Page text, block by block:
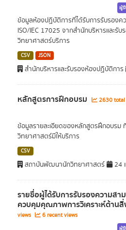
ผู้รั
ข้อมูลห้องปฏิบัติการที่ได้รับการรับรองค
ISO/IEC 17025 จากสำนักบริหารและรั
วิทยาศาสตร์บริการ
CSV JSON
สำนักบริหารและรับรองห้องปฏิบัติการ
หลักสูตรการฝึกอบรม 2630 total
ข้อมูลรายละเอียดของหลักสูตรฝึกอบร
วิทยาศาสตร์มีให้บริการ
CSV
สถาบันพัฒนานักวิทยาศาสตร์ 24
รายชื่อผู้ได้รับการรับรองความสา
ควบคุมคุณภาพการวิเคราะห์ด้าน
views
6 recent views
ผู้รั